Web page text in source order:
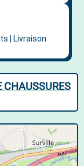
CHAUSSURES